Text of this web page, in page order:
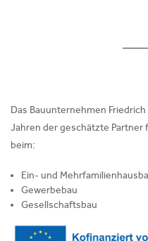
Das Bauunternehmen
Jahren der geschätzte Partner
beim:
Ein- und
Gewerbebau
Gesellschaftsbau